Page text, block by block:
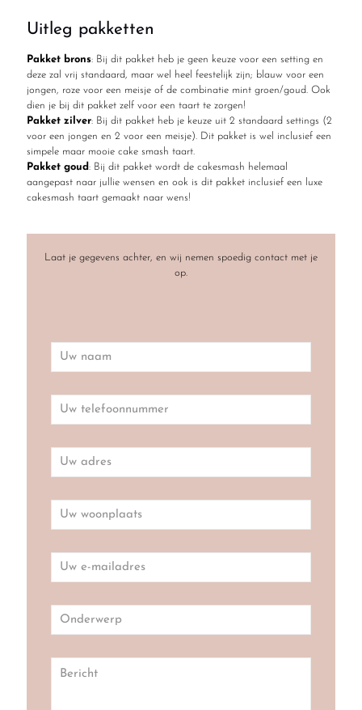
Uitleg pakketten
Pakket brons: Bij dit pakket heb je geen keuze voor een setting en
deze zal vrij standaard, maar wel heel feestelijk zijn; blauw voor een
jongen, roze voor een meisje of de combinatie mint groen/goud. Ook
dien je bij dit pakket zelf voor een taart te zorgen!
Pakket zilver: Bij dit pakket heb je keuze uit 2 standaard settings (2
voor een jongen en 2 voor een meisje). Dit pakket is wel inclusief een
simpele maar mooie cake smash taart.
Pakket goud: Bij dit pakket wordt de cakesmash helemaal
aangepast naar jullie wensen en ook is dit pakket inclusief een luxe
cakesmash taart gemaakt naar wens!
Laat je gegevens achter, en wij nemen spoedig contact met je
op.